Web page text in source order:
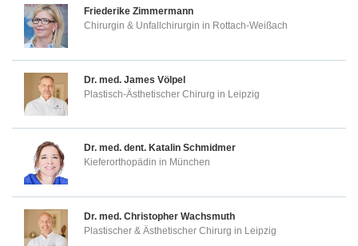
Friederike Zimmermann
Chirurgin & Unfallchirurgin in Rottach-Weißach
Dr. med. James Völpel
Plastisch-Ästhetischer Chirurg in Leipzig
Dr. med. dent. Katalin Schmidmer
Kieferorthopädin in München
Dr. med. Christopher Wachsmuth
Plastischer & Ästhetischer Chirurg in Leipzig